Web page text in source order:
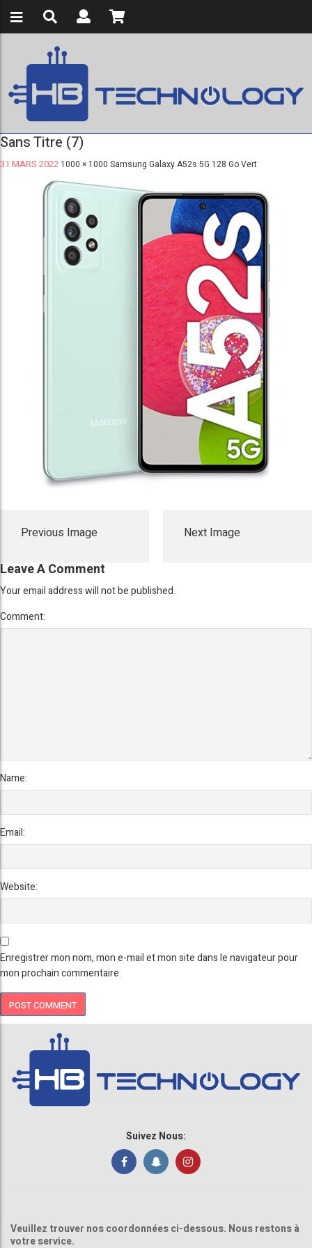
Sans Titre (7)
31 MARS 2022 1000 × 1000 Samsung Galaxy A52s 5G 128 Go Vert
Previous Image Next Image
Leave A Comment
Your email address will not be published.
Comment:
Name:
Email:
Website:
Enregistrer mon nom, mon e-mail et mon site dans le navigateur pour
mon prochain commentaire.
Suivez Nous:
Veuillez trouver nos coordonnées ci-dessous. Nous restons à
votre service.